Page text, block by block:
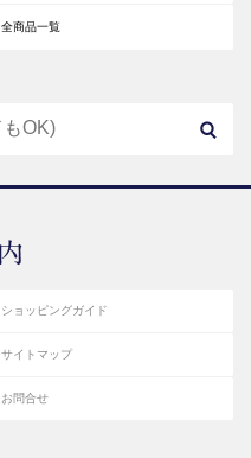
全商品一覧
ショッピングガイド
サイトマップ
お問合せ